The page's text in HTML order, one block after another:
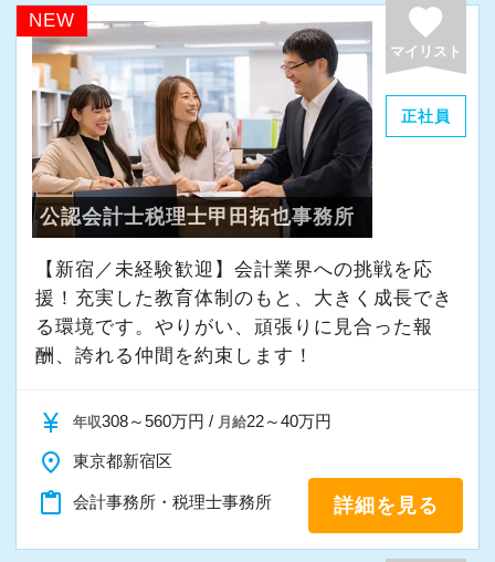
そして案件によっては、チームを組んで業務を
進めることもありますので、他のエキスパート
による協力と刺激を受けながら自身の専門スキ
ルを磨けます。
会計事務所に限らずこれまでのご経験や取得さ
れた資格など、大いに活かしながら活躍するこ
とが出来ます。
◆お客様を税務・会計の面からサポートしたい
方
◆会計とITの知識を使って活躍したい方
◆成長したい、スキルアップしたい、手に職を
つけたい方
辻・本郷の環境で上記項目を実現しながら働
NEW favorite
マイリスト
正社員
公認会計士税理士甲田拓也事務所
【新宿／未経験歓迎】会計業界への挑戦を応
援！充実した教育体制のもと、大きく成長でき
る環境です。やりがい、頑張りに見合った報
酬、誇れる仲間を約束します！
currency_yen 年収308～560万円 / 月給22～40万円
place 東京都新宿区
content_paste 会計事務所・税理士事務所 詳細を見る